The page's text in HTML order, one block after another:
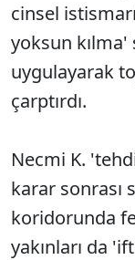
cinsel
yoksun
uygulayarak
çarptırdı.
Necmi K.
karar sonrası
koridorunda
yakınları da